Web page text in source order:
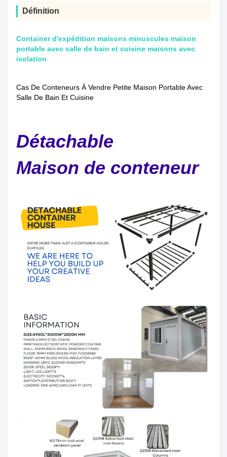
Définition
Container d'expédition maisons minuscules maison
portable avec salle de bain et cuisine maisons avec
isolation
Cas De Conteneurs À Vendre Petite Maison Portable Avec
Salle De Bain Et Cuisine
Détachable
Maison de conteneur